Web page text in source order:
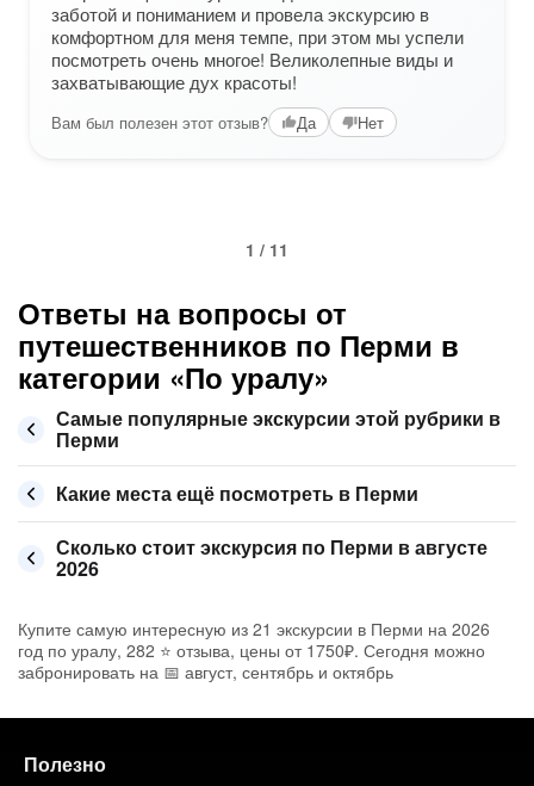
заботой и пониманием и провела экскурсию в
комфортном для меня темпе, при этом мы успели
посмотреть очень многое! Великолепные виды и
захватывающие дух красоты!
Вам был полезен этот отзыв? Да Нет
1 / 11
Ответы на вопросы от
путешественников по Перми в
категории «По уралу»
Самые популярные экскурсии этой рубрики в
Перми
Какие места ещё посмотреть в Перми
Сколько стоит экскурсия по Перми в августе
2026
Купите самую интересную из 21 экскурсии в Перми на 2026
год по уралу, 282 ⭐ отзыва, цены от 1750₽. Сегодня можно
забронировать на 📅 август, сентябрь и октябрь
Полезно